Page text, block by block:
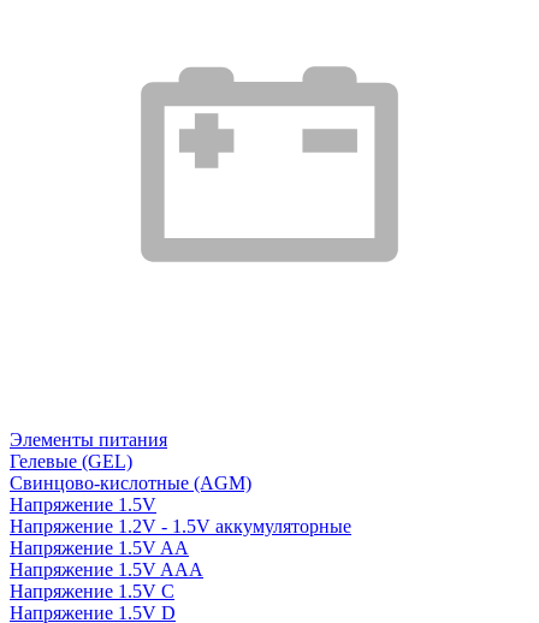
Элементы питания
Гелевые (GEL)
Свинцово-кислотные (AGM)
Напряжение 1.5V
Напряжение 1.2V - 1.5V аккумуляторные
Напряжение 1.5V AA
Напряжение 1.5V AAA
Напряжение 1.5V C
Напряжение 1.5V D